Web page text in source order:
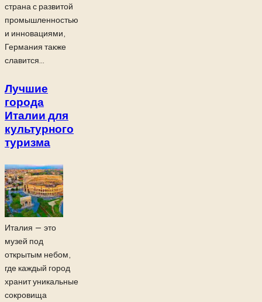
страна с развитой
промышленностью
и инновациями,
Германия также
славится...
Лучшие
города
Италии для
культурного
туризма
Италия — это
музей под
открытым небом,
где каждый город
хранит уникальные
сокровища